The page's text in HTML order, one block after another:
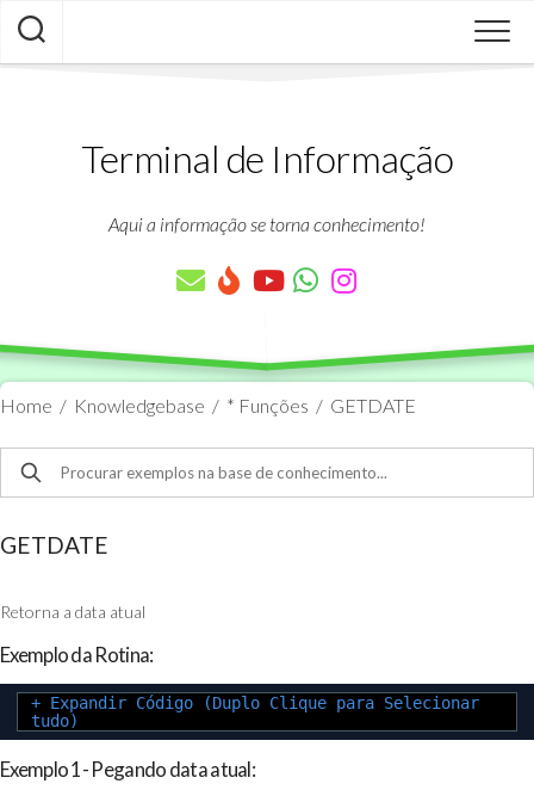
Skip
content
Terminal de Informação
Aqui a informação se torna conhecimento!
Home / Knowledgebase / * Funções / GETDATE
GETDATE
Retorna a data atual
Exemplo da Rotina:
+ Expandir Código (Duplo Clique para Selecionar
tudo)
Exemplo 1- Pegando data atual: